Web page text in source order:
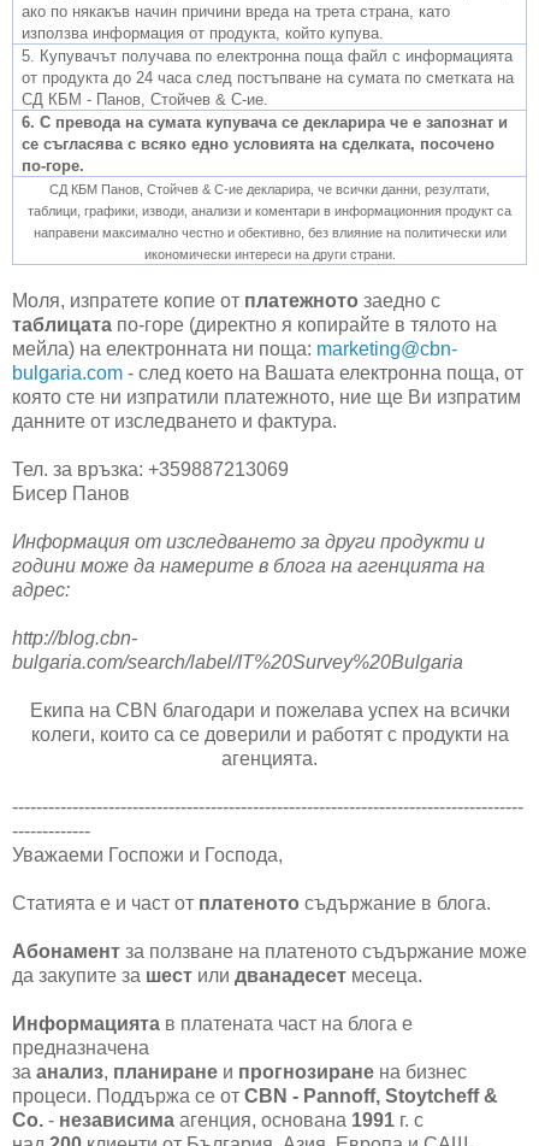
ако по някакъв начин причини вреда на трета страна, като
използва информация от продукта, който купува.
5. Купувачът получава по електронна поща файл с информацията
от продукта до 24 часа след постъпване на сумата по сметката на
СД КБМ - Панов, Стойчев & С-ие.
6. С превода на сумата купувача се декларира че е запознат и
се съгласява с всяко едно условията на сделката, посочено
по-горе.
СД КБМ Панов, Стойчев & С-ие декларира, че всички данни, резултати,
таблици, графики, изводи, анализи и коментари в информационния продукт са
направени максимално честно и обективно, без влияние на политически или
икономически интереси на други страни.
Моля, изпратете копие от платежното заедно с
таблицата по-горе (директно я копирайте в тялото на
мейла) на електронната ни поща: marketing@cbn-
bulgaria.com - след което на Вашата електронна поща, от
която сте ни изпратили платежното, ние ще Ви изпратим
данните от изследването и фактура.
Тел. за връзка: +359887213069
Бисер Панов
Информация от изследването за други продукти и
години може да намерите в блога на агенцията на
адрес:
http://blog.cbn-
bulgaria.com/search/label/IT%20Survey%20Bulgaria
Екипа на CBN благодари и пожелава успех на всички
колеги, които са се доверили и работят с продукти на
агенцията.
-------------------------------------------------------------------------------------
-------------
Уважаеми Госпожи и Господа,
Статията е и част от платеното съдържание в блога.
Абонамент за ползване на платеното съдържание може
да закупите за шест или дванадесет месеца.
Информацията в платената част на блога е
предназначена
за анализ, планиране и прогнозиране на бизнес
процеси. Поддържа се от CBN - Pannoff, Stoytcheff &
Co. - независима агенция, основана 1991 г. с